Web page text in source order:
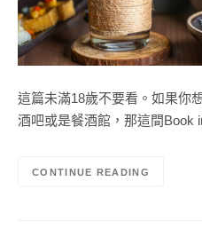
這篇未滿18歲不要看。如果你
酒吧或是餐酒館，那這間Book
CONTINUE READING